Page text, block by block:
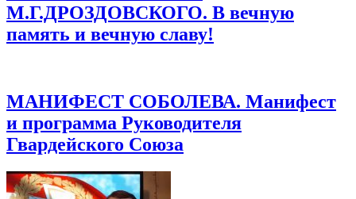
М.Г.ДРОЗДОВСКОГО. В вечную
память и вечную славу!
МАНИФЕСТ СОБОЛЕВА. Манифест
и программа Руководителя
Гвардейского Союза